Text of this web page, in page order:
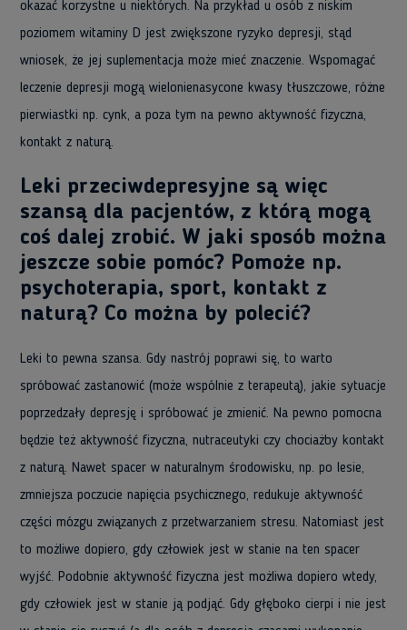
okazać korzystne u niektórych. Na przykład u osób z niskim
poziomem witaminy D jest zwiększone ryzyko depresji, stąd
wniosek, że jej suplementacja może mieć znaczenie. Wspomagać
leczenie depresji mogą wielonienasycone kwasy tłuszczowe, różne
pierwiastki np. cynk, a poza tym na pewno aktywność fizyczna,
kontakt z naturą.
Leki przeciwdepresyjne są więc
szansą dla pacjentów, z którą mogą
coś dalej zrobić. W jaki sposób można
jeszcze sobie pomóc? Pomoże np.
psychoterapia, sport, kontakt z
naturą? Co można by polecić?
Leki to pewna szansa. Gdy nastrój poprawi się, to warto
spróbować zastanowić (może wspólnie z terapeutą), jakie sytuacje
poprzedzały depresję i spróbować je zmienić. Na pewno pomocna
będzie też aktywność fizyczna, nutraceutyki czy chociażby kontakt
z naturą. Nawet spacer w naturalnym środowisku, np. po lesie,
zmniejsza poczucie napięcia psychicznego, redukuje aktywność
części mózgu związanych z przetwarzaniem stresu. Natomiast jest
to możliwe dopiero, gdy człowiek jest w stanie na ten spacer
wyjść. Podobnie aktywność fizyczna jest możliwa dopiero wtedy,
gdy człowiek jest w stanie ją podjąć. Gdy głęboko cierpi i nie jest